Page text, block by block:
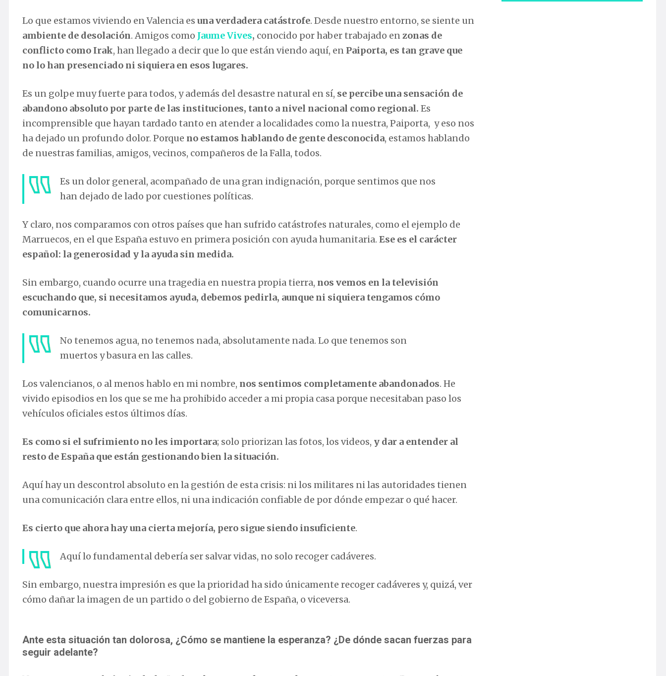
Lo que estamos viviendo en Valencia es una verdadera catástrofe. Desde nuestro entorno, se siente un
ambiente de desolación. Amigos como Jaume Vives, conocido por haber trabajado enzonas de
conflicto como Irak, han llegado a decir que lo que están viendo aquí, en Paiporta, es tan grave que
no lo han presenciado ni siquiera en esos lugares.
Es un golpe muy fuerte para todos, y además del desastre natural en sí, se percibe una sensación de
abandono absoluto por parte de las instituciones, tanto a nivel nacional como regional. Es
incomprensible que hayan tardado tanto en atender a localidades como la nuestra, Paiporta, y eso nos
ha dejado un profundo dolor. Porque no estamos hablando de gente desconocida, estamos hablando
de nuestras familias, amigos, vecinos, compañeros de la Falla, todos.
Es un dolor general, acompañado de una gran indignación, porque sentimos que nos
han dejado de lado por cuestiones políticas.
Y claro, nos comparamos con otros países que han sufrido catástrofes naturales, como el ejemplo de
Marruecos, en el que España estuvo en primera posición con ayuda humanitaria. Ese es el carácter
español: la generosidad y la ayuda sin medida.
Sin embargo, cuando ocurre una tragedia en nuestra propia tierra, nos vemos en la televisión
escuchando que, si necesitamos ayuda, debemos pedirla, aunque ni siquiera tengamos cómo
comunicarnos.
No tenemos agua, no tenemos nada, absolutamente nada. Lo que tenemos son
muertos y basura en las calles.
Los valencianos, o al menos hablo en mi nombre, nos sentimos completamente abandonados. He
vivido episodios en los que se me ha prohibido acceder a mi propia casa porque necesitaban paso los
vehículos oficiales estos últimos días.
Es como si el sufrimiento no les importara; solo priorizan las fotos, los videos, y dar a entender al
resto de España que están gestionando bien la situación.
Aquí hay un descontrol absoluto en la gestión de esta crisis: ni los militares ni las autoridades tienen
una comunicación clara entre ellos, ni una indicación confiable de por dónde empezar o qué hacer.
Es cierto que ahora hay una cierta mejoría, pero sigue siendo insuficiente.
Aquí lo fundamental debería ser salvar vidas, no solo recoger cadáveres.
Sin embargo, nuestra impresión es que la prioridad ha sido únicamente recoger cadáveres y, quizá, ver
cómo dañar la imagen de un partido o del gobierno de España, o viceversa.
Ante esta situación tan dolorosa, ¿Cómo se mantiene la esperanza? ¿De dónde sacan fuerzas para
seguir adelante?